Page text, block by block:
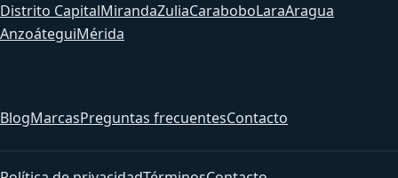
Distrito CapitalMirandaZuliaCaraboboLaraAragua
AnzoáteguiMérida
BlogMarcasPreguntas frecuentesContacto